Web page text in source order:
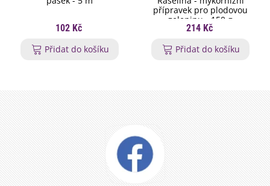
102 Kč
Přidat do košíku
přípravek pro plodovou
zeleninu - 150 g
214 Kč
Přidat do košíku